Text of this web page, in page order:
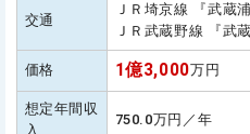
交通
ＪＲ埼京線 『武蔵
ＪＲ武蔵野線 『武
価格 1億3,000万円
想定年間収
入
750.0万円／年